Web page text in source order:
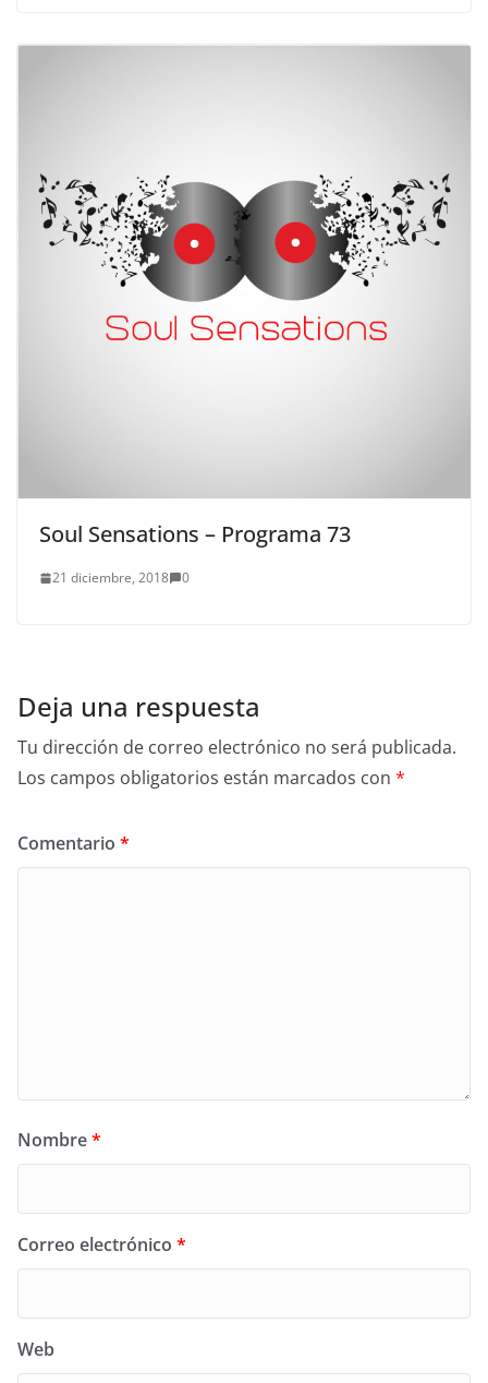
Soul Sensations – Programa 73
21 diciembre, 2018 0
Deja una respuesta
Tu dirección de correo electrónico no será publicada.
Los campos obligatorios están marcados con *
Comentario *
Nombre*
Correo electrónico *
Web